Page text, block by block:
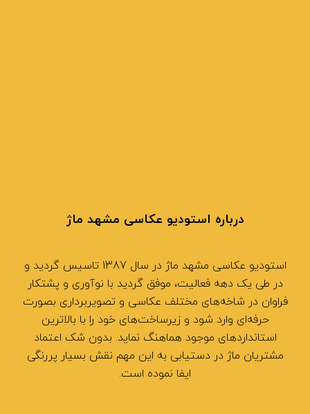
درباره استودیو عکاسی مشهد ماژ
استودیو عکاسی مشهد ماژ در سال 1387 تاسیس گردید و
در طی یک دهه فعالیت، موفق گردید با نوآوری و پشتکار
فراوان در شاخه‌های مختلف عکاسی و تصویربرداری بصورت
حرفه‌ای وارد شود و زیرساخت‌های خود را با بالاترین
استانداردهای موجود هماهنگ نماید. بدون شک اعتماد
مشتریان ماژ در دستیابی به این مهم نقش بسیار پررنگی
ایفا نموده است.